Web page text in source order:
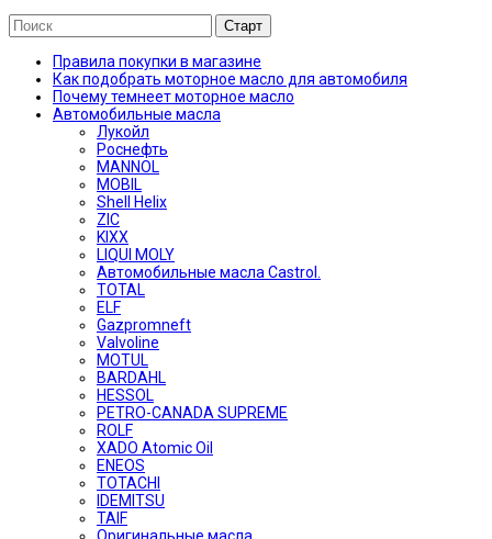
Правила покупки в магазине
Как подобрать моторное масло для автомобиля
Почему темнеет моторное масло
Автомобильные масла
Лукойл
Роснефть
MANNOL
MOBIL
Shell Helix
ZIC
KIXX
LIQUI MOLY
Автомобильные масла Castrol.
TOTAL
ELF
Gazpromneft
Valvoline
MOTUL
BARDAHL
HESSOL
PETRO-CANADA SUPREME
ROLF
XADO Atomic Oil
ENEOS
TOTACHI
IDEMITSU
TAIF